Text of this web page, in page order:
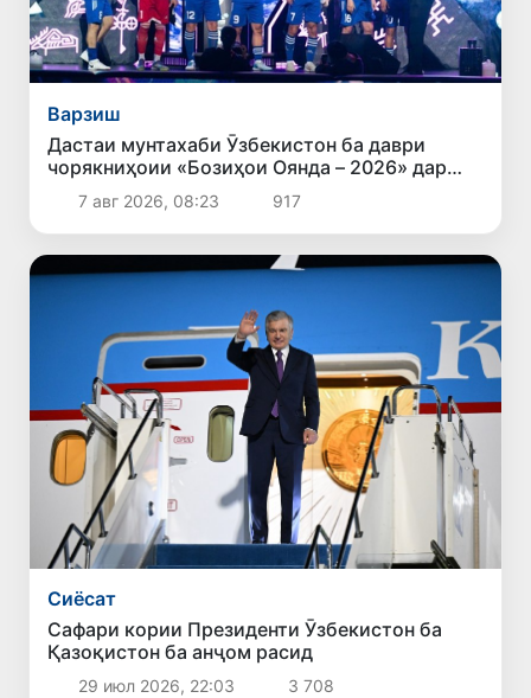
Варзиш
Дастаи мунтахаби Ӯзбекистон ба даври
чорякниҳоии «Бозиҳои Оянда – 2026» дар
Остона роҳ ёфт
7 авг 2026, 08:23 917
Сиёсат
Сафари кории Президенти Ӯзбекистон ба
Қазоқистон ба анҷом расид
29 июл 2026, 22:03 3 708